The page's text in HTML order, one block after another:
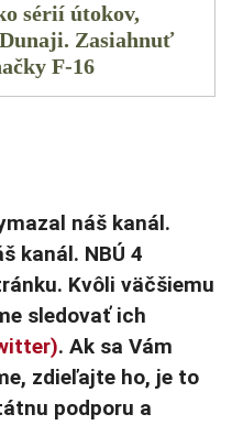
sérií útokov,
Zasiahnuť
F-16
náš kanál.
kanál. NBÚ 4
Kvôli väčšiemu
sledovať ich
. Ak sa Vám
zdieľajte ho, je to
podporu a